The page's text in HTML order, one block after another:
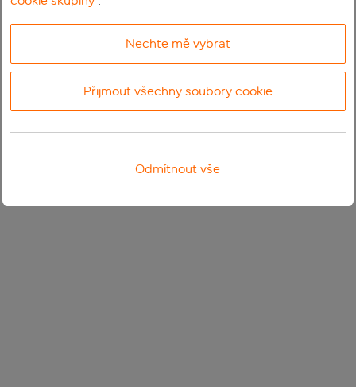
Nechte mě vybrat
Přijmout všechny soubory cookie
Odmítnout vše